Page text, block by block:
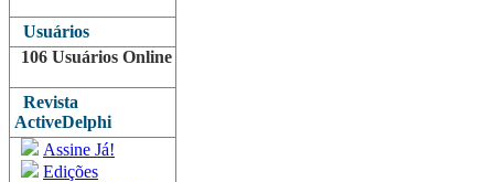
Usuários
106 Usuários Online
Revista
ActiveDelphi
Assine Já!
Edições